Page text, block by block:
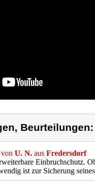
Beurteilungen:
von U. N. aus Fredersdorf
Einbruchschutz.
ist zur Sicherung